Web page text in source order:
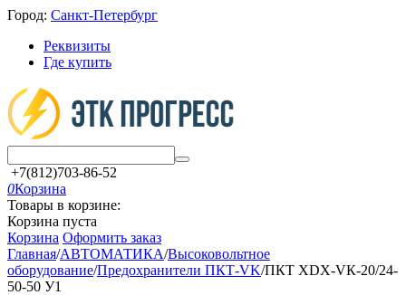
Город: Санкт-Петербург
Реквизиты
Где купить
+7(812)703-86-52
0Корзина
Товары в корзине:
Корзина пуста
Корзина Оформить заказ
Главная/АВТОМАТИКА/Высоковольтное
оборудование/Предохранители ПКТ-VK/ПКТ ХDХ-VК-20/24-
50-50 У1